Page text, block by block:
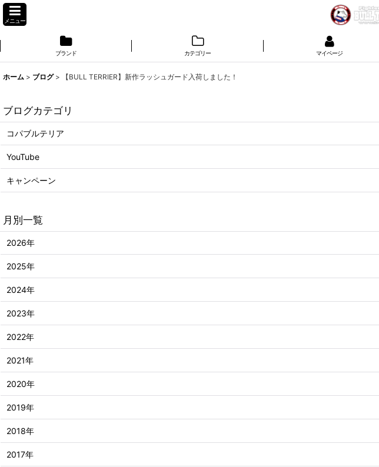
メニュー
ブランド カテゴリー マイページ
ホーム > ブログ > 【BULL TERRIER】新作ラッシュガード入荷しました！
ブログカテゴリ
コパブルテリア
YouTube
キャンペーン
月別一覧
2026年
2025年
2024年
2023年
2022年
2021年
2020年
2019年
2018年
2017年